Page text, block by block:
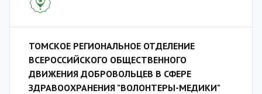
ТОМСКОЕ РЕГИОНАЛЬНОЕ ОТДЕЛЕНИЕ
ВСЕРОССИЙСКОГО ОБЩЕСТВЕННОГО
ДВИЖЕНИЯ ДОБРОВОЛЬЦЕВ В СФЕРЕ
ЗДРАВООХРАНЕНИЯ "ВОЛОНТЕРЫ-МЕДИКИ"